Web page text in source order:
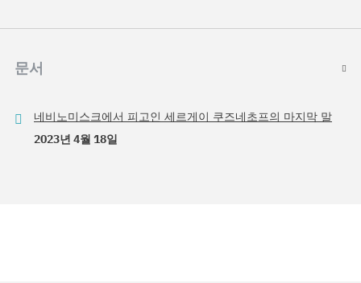
문서
네비노미스크에서 피고인 세르게이 쿠즈네초프의 마지막 말
2023년 4월 18일